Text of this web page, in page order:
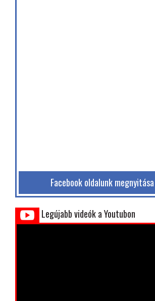
Facebook oldalunk megnyitása
Legújabb videók a Youtubon